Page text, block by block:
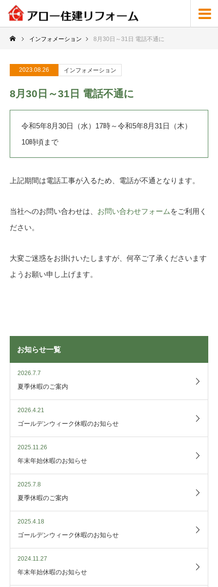
インフォメーション 8月30日～31日 電話不通に
2023.08.26 インフォメーション
8月30日～31日 電話不通に
令和5年8月30日（水）17時～令和5年8月31日（木）
10時頃まで
上記期間は電話工事が入るため、電話が不通となります。
当社へのお問い合わせは、 お問い合わせフォーム をご利用く
ださい。
大変ご迷惑をお掛けいたしますが、何卒ご了承くださいます
ようお願い申し上げます。
お知らせ一覧
2026.7.7
夏季休暇のご案内
2026.4.21
ゴールデンウィーク休暇のお知らせ
2025.11.26
年末年始休暇のお知らせ
2025.7.8
夏季休暇のご案内
2025.4.18
ゴールデンウィーク休暇のお知らせ
2024.11.27
年末年始休暇のお知らせ